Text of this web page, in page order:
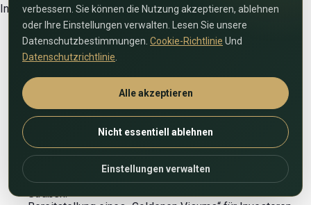
Investition in die Hauptstadt lohnt sich aus folgenden Gründen:
Niedrige Immobilienregistrierungsgebühren – nur 21
TP3T (zum Vergleich: in Dubai – 41 TP3T).
Hohe Rentabilität von Immobilien mit Anlagerenditen von
bis zu 7–81 TP3T pro Jahr.
Sichere Geldanlage – Die steigenden Immobilienpreise
ermöglichen Ihnen den Erhalt und die Mehrung Ihres
Kapitals.
Große ausländische Gemeinschaft, einfache Anpassung
an ein multikulturelles Umfeld.
Hohe Wohnsicherheit, Ruhe, saubere und gepflegte
Straßen.
verbessern. Sie können die Nutzung akzeptieren, ablehnen
oder Ihre Einstellungen verwalten. Lesen Sie unsere
Datenschutzbestimmungen. Cookie-Richtlinie Und
Datenschutzrichtlinie
Alle akzeptieren
Nicht essentiell ablehnen
Einstellungen verwalten